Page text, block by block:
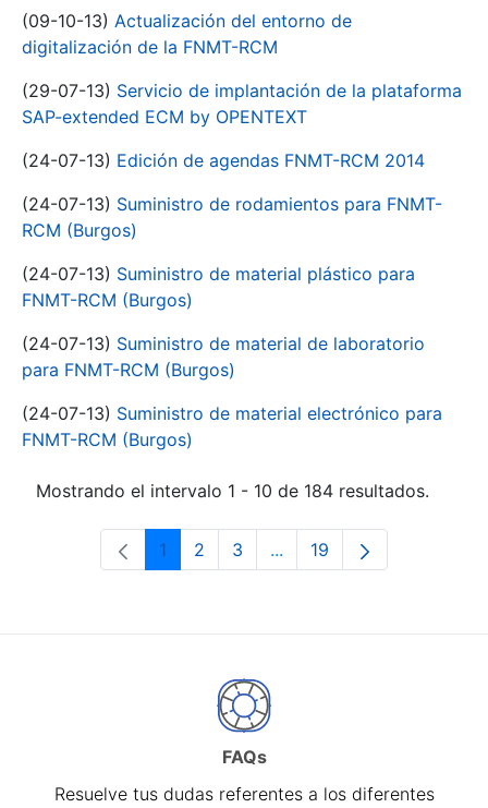
(09-10-13) Actualización del entorno de
digitalización de la FNMT-RCM
(29-07-13) Servicio de implantación de la plataforma
SAP-extended ECM by OPENTEXT
(24-07-13) Edición de agendas FNMT-RCM 2014
(24-07-13) Suministro de rodamientos para FNMT-
RCM (Burgos)
(24-07-13) Suministro de material plástico para
FNMT-RCM (Burgos)
(24-07-13) Suministro de material de laboratorio
para FNMT-RCM (Burgos)
(24-07-13) Suministro de material electrónico para
FNMT-RCM (Burgos)
Mostrando el intervalo 1 - 10 de 184 resultados.
Página
1 Página
2 Página
3 ...Páginas intermedias Use
Página
19
FAQs
Resuelve tus dudas referentes a los diferentes